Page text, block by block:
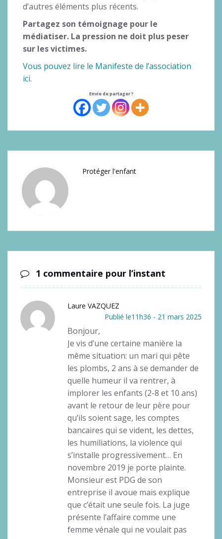
d’autres éléments plus récents.
Partagez son témoignage pour le
médiatiser. La pression ne doit plus peser
sur les victimes.
Vous pouvez lire le Manifeste de l’association
ici.
Envie de partager ?
Protéger l'enfant
1 commentaire pour l’instant
Laure VAZQUEZ
Publié le11h36 - 21 mars 2025
Bonjour,
Je vis d’une certaine manière la
même situation: un mari qui pête
les plombs, 2 ans à se demander de
quelle humeur il va rentrer, à
implorer les enfants (2-8 et 10 ans)
avant le retour de leur père pour
qu’ils soient sage, les comptes
bancaires qui se vident, les dettes,
les humiliations, la violence qui
s’installe progressivement… En
novembre 2019 je porte plainte.
Monsieur est PDG de son
entreprise il avoue mais explique
que c’était une seule fois. La juge
présente l’affaire comme une
femme vénale qui ne voulait pas